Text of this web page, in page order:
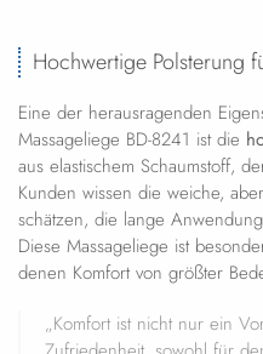
Hochwertige Polsterung
Eine der herausragenden
Massageliege BD-8241 ist die
aus elastischem Schaumstoff,
Kunden wissen die weiche,
schätzen, die lange
Diese Massageliege ist
denen Komfort von größter
„Komfort ist nicht nur ein